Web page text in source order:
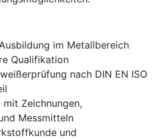
im Metallbereich
Qualifikation
nach DIN EN ISO
Zeichnungen,
Messmitteln
und